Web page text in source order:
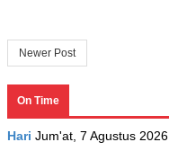
Newer Post
On Time
Hari Jum'at, 7 Agustus 2026